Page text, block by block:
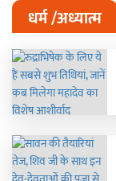
धर्म /अध्यात्म